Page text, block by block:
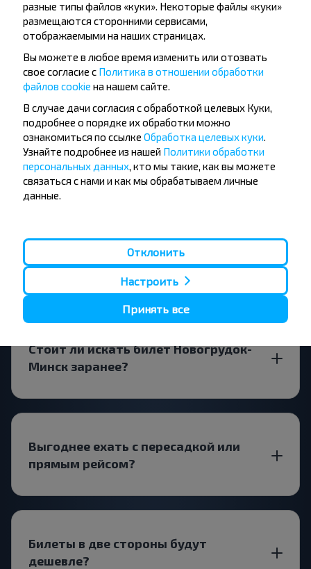
Вопрос - Ответ
Как купить билеты на рейс?
Есть ли ограничения на поездку
Новогрудок-Минск?
Стоит ли искать билет Новогрудок-
Минск заранее?
Выгоднее ехать с пересадкой или
прямым рейсом?
Билеты в две стороны будут
дешевле?
разные типы файлов «куки». Некоторые файлы «куки»
размещаются сторонними сервисами,
отображаемыми на наших страницах.
Вы можете в любое время изменить или отозвать
свое согласие с Политика в отношении обработки
файлов cookie на нашем сайте.
В случае дачи согласия с обработкой целевых Куки,
подробнее о порядке их обработки можно
ознакомиться по ссылке Обработка целевых куки.
Узнайте подробнее из нашей Политики обработки
персональных данных, кто мы такие, как вы можете
связаться с нами и как мы обрабатываем личные
данные.
Отклонить
Настроить
Принять все